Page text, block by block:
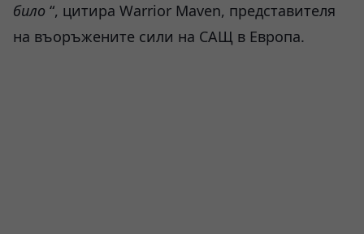
било “, цитира Warrior Maven, представителя
на въоръжените сили на САЩ в Европа.